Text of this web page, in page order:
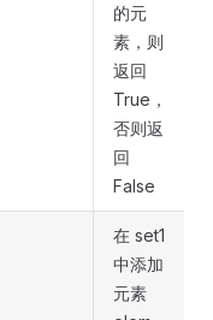
的元
素，则
返回
True，
否则返
回
False
在 set1
中添加
元素